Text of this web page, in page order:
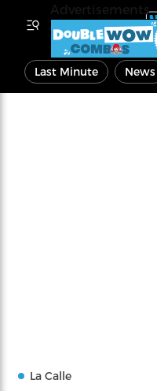
Last Minute News
La Calle
Advertisements